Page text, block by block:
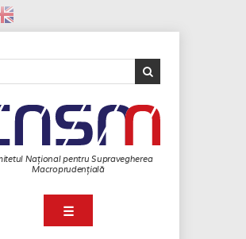
Național pentru Supravegherea
Macroprudențială
☰